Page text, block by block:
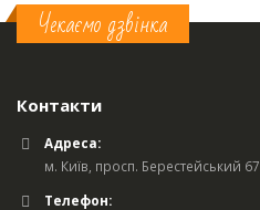
Чекаємо дзвінка
Контакти
Адреса:
м. Київ, просп. Берестейський 67
Телефон: